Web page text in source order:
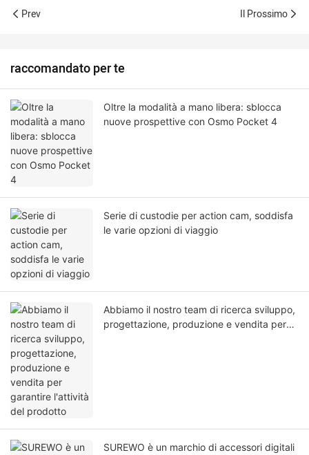
Prev Il Prossimo
raccomandato per te
Oltre la modalità a mano libera: sblocca
nuove prospettive con Osmo Pocket 4
Serie di custodie per action cam, soddisfa
le varie opzioni di viaggio
Abbiamo il nostro team di ricerca sviluppo,
progettazione, produzione e vendita per
SUREWO è un marchio di accessori digitali